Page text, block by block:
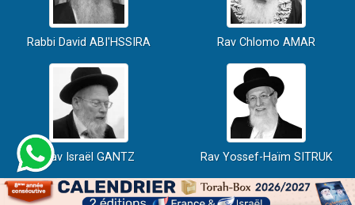
Rabbi David ABI'HSSIRA Rav Chlomo AMAR
Rav Israël GANTZ Rav Yossef-Haïm SITRUK